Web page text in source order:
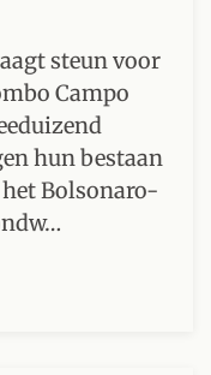
steun voor
Campo
hun bestaan
Bolsonaro-